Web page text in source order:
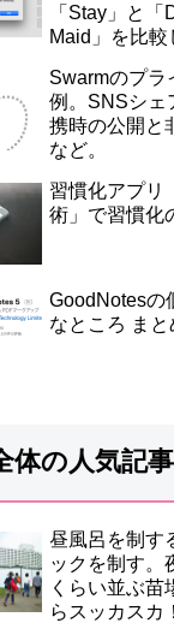
「Stay」と「
Maid」を比較
Swarmのプラ
例。SNSシェ
携時の公開と
など。
習慣化アプリ
術」で習慣化
GoodNotesの
なところ まと
体の人気記事
昼風呂を制す
ックを制す。
くらい並ぶ苗
らスッカスカ！